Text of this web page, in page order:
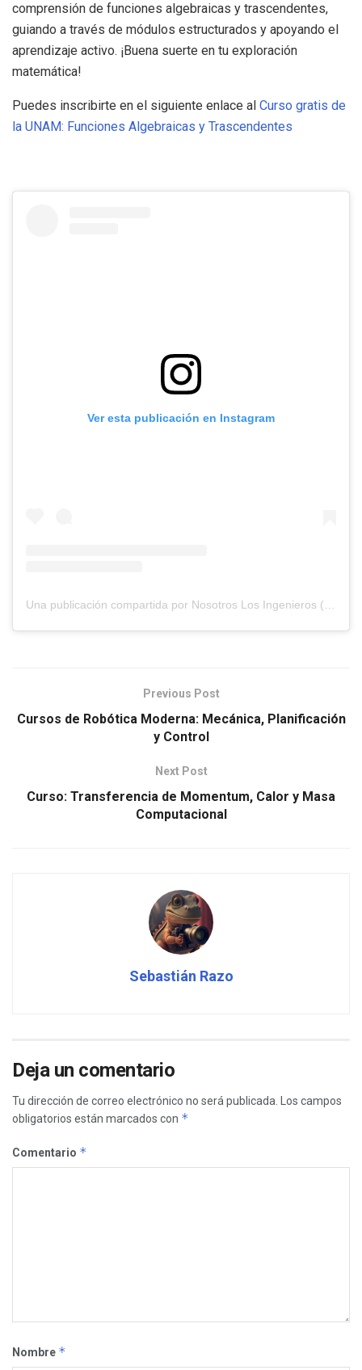
comprensión de funciones algebraicas y trascendentes,
guiando a través de módulos estructurados y apoyando el
aprendizaje activo. ¡Buena suerte en tu exploración
matemática!
Puedes inscribirte en el siguiente enlace al Curso gratis de
la UNAM: Funciones Algebraicas y Trascendentes
Ver esta publicación en Instagram
Previous Post
Cursos de Robótica Moderna: Mecánica, Planificación
y Control
Next Post
Curso: Transferencia de Momentum, Calor y Masa
Computacional
Sebastián Razo
Deja un comentario
Tu dirección de correo electrónico no será publicada.
Los campos
obligatorios están marcados con *
Comentario *
Nombre *